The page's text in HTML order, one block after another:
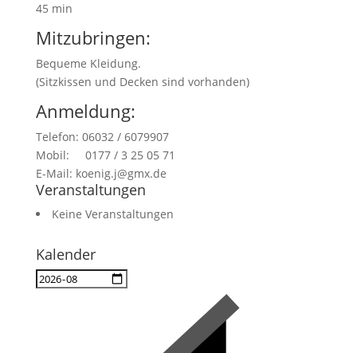
45 min
Mitzubringen:
Bequeme Kleidung.
(Sitzkissen und Decken sind vorhanden)
Anmeldung:
Telefon: 06032 / 6079907
Mobil: 0177 / 3 25 05 71
E-Mail: koenig.j@gmx.de
Veranstaltungen
Keine Veranstaltungen
Kalender